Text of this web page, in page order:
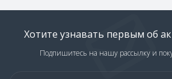
Хотите узнавать первым об
Подпишитесь на нашу рассылку и